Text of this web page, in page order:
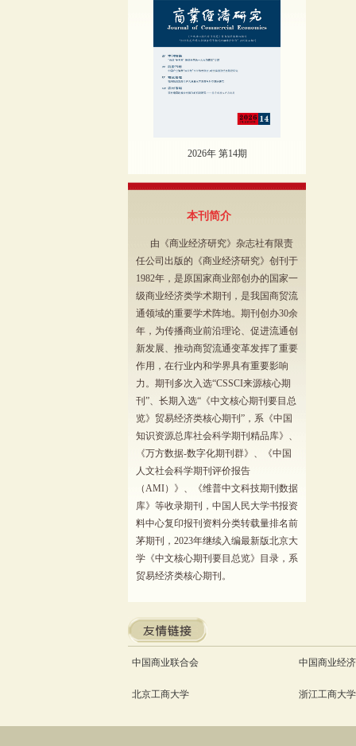
2026年 第14期
本刊简介
由《商业经济研究》杂志社有限责
任公司出版的《商业经济研究》创刊于
1982年，是原国家商业部创办的国家一
级商业经济类学术期刊，是我国商贸流
通领域的重要学术阵地。期刊创办30余
年，为传播商业前沿理论、促进流通创
新发展、推动商贸流通变革发挥了重要
作用，在行业内和学界具有重要影响
力。期刊多次入选“CSSCI来源核心期
刊”、长期入选“《中文核心期刊要目总
览》贸易经济类核心期刊”，系《中国
知识资源总库社会科学期刊精品库》、
《万方数据-数字化期刊群》、《中国
人文社会科学期刊评价报告
（AMI）》、《维普中文科技期刊数据
库》等收录期刊，中国人民大学书报资
料中心复印报刊资料分类转载量排名前
茅期刊，2023年继续入编最新版北京大
学《中文核心期刊要目总览》目录，系
贸易经济类核心期刊。
中国商业联合会 中国商业经
北京工商大学 浙江工商大学